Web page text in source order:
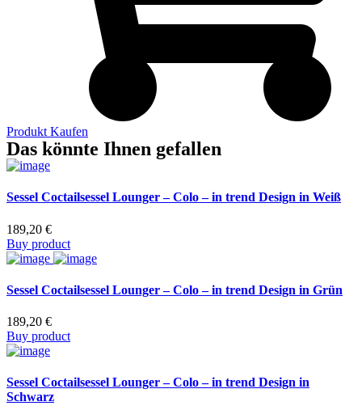
Produkt Kaufen
Das könnte Ihnen gefallen
Sessel Coctailsessel Lounger – Colo – in trend Design in Weiß
189,20 €
Buy product
Sessel Coctailsessel Lounger – Colo – in trend Design in Grün
189,20 €
Buy product
Sessel Coctailsessel Lounger – Colo – in trend Design in
Schwarz